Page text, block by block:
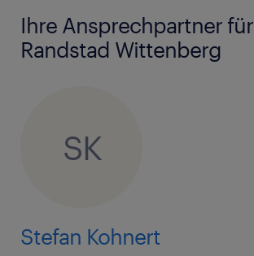
Ihre Ansprechpartner für
Randstad Wittenberg
SK
Stefan Kohnert